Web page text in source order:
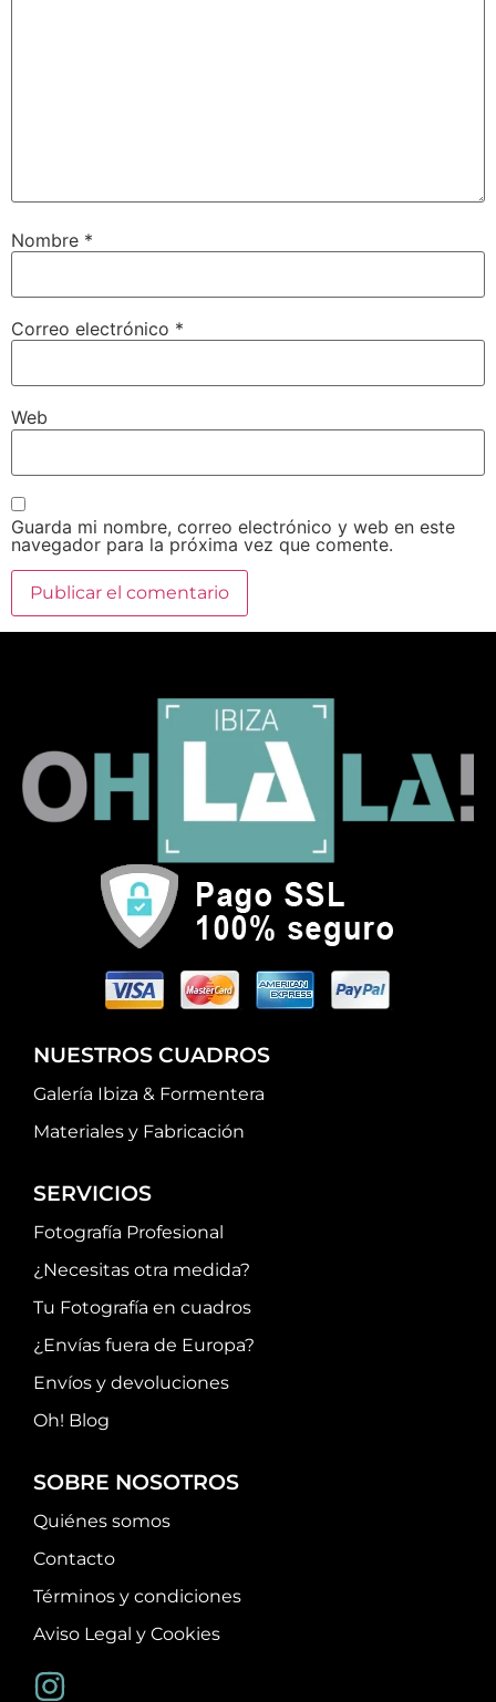
Nombre *
Correo electrónico *
Web
Guarda mi nombre, correo electrónico y web en este
navegador para la próxima vez que comente.
NUESTROS CUADROS
Galería Ibiza & Formentera
Materiales y Fabricación
SERVICIOS
Fotografía Profesional
¿Necesitas otra medida?
Tu Fotografía en cuadros
¿Envías fuera de Europa?
Envíos y devoluciones
Oh! Blog
SOBRE NOSOTROS
Quiénes somos
Contacto
Términos y condiciones
Aviso Legal y Cookies